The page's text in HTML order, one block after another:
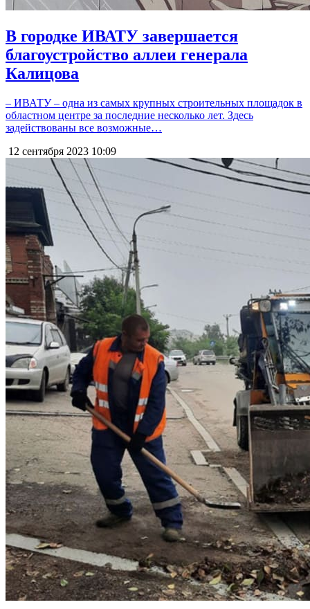
В городке ИВАТУ завершается
благоустройство аллеи генерала
Калицова
– ИВАТУ – одна из самых крупных строительных площадок в
областном центре за последние несколько лет. Здесь
задействованы все возможные…
12 сентября 2023 10:09